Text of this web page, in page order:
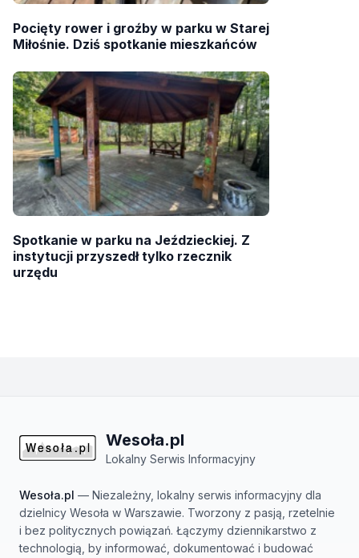
Pocięty rower i groźby w parku w Starej
Miłośnie. Dziś spotkanie mieszkańców
Spotkanie w parku na Jeździeckiej. Z
instytucji przyszedł tylko rzecznik
urzędu
Wesoła.pl
Lokalny Serwis Informacyjny
Wesoła.pl — Niezależny, lokalny serwis informacyjny dla
dzielnicy Wesoła w Warszawie. Tworzony z pasją, rzetelnie
i bez politycznych powiązań. Łączymy dziennikarstwo z
technologią, by informować, dokumentować i budować